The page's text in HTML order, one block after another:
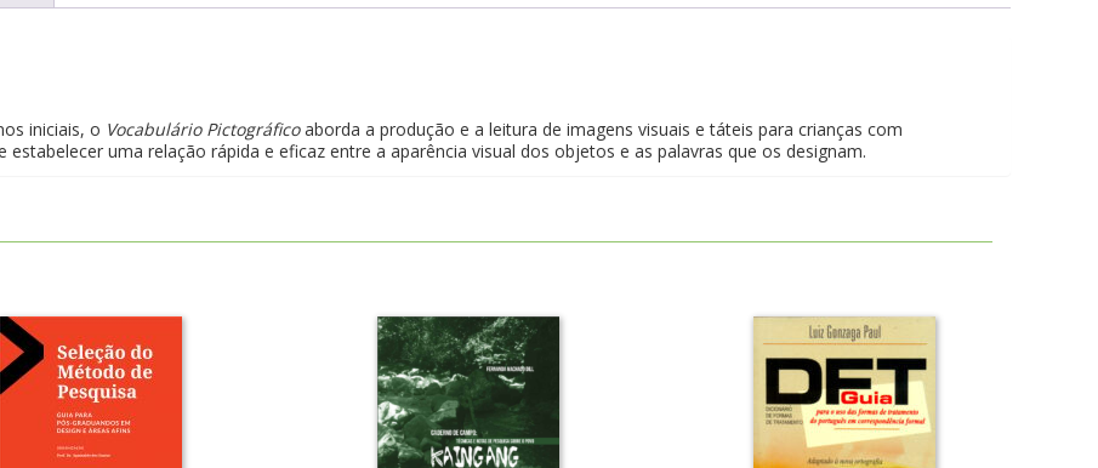
iniciais, o Vocabulário Pictográficoaborda a produção e a leitura de imagens visuais e táteis para crianças com
uma relação rápida e eficaz entre a aparência visual dos objetos e as palavras que os designam.